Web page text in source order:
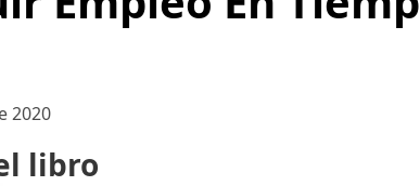
2020
libro